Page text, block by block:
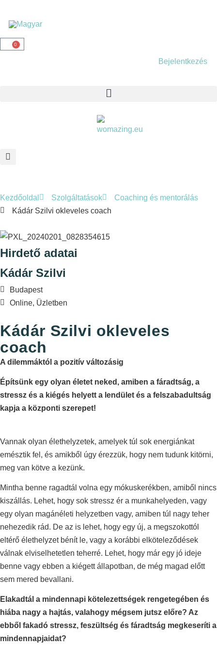
0
Bejelentkezés
Kezdőoldal Szolgáltatások
Coaching és mentorálás
Kádár Szilvi okleveles coach
Hirdető adatai
Kádár Szilvi
Budapest
Online, Üzletben
Kádár Szilvi okleveles
coach
A dilemmáktól a pozitív változásig
Építsünk egy olyan életet neked, amiben a fáradtság, a
stressz és a kiégés helyett a lendület és a felszabadultság
kapja a központi szerepet!
Vannak olyan élethelyzetek, amelyek túl sok energiánkat
emésztik fel, és amikből úgy érezzük, hogy nem tudunk kitörni,
meg van kötve a kezünk.
Mintha benne ragadtál volna egy mókuskerékben, amiből nincs
kiszállás. Lehet, hogy sok stressz ér a munkahelyeden, vagy
egy olyan magánéleti helyzetben vagy, amiben túl nagy teher
nehezedik rád. De az is lehet, hogy egy új, a megszokottól
eltérő élethelyzet bénít le, vagy a korábbi elköteleződések
válnak elviselhetetlen teherré. Lehet, hogy már egy jó ideje
benne vagy ebben a kiégett állapotban, de még magad előtt
sem mered bevallani.
Elakadtál a mindennapi kötelezettségek rengetegében és
hiába nagy a hajtás, valahogy mégsem jutsz előre? Az
ebből fakadó stressz, feszültség és fáradtság megkeseríti a
mindennapjaidat?